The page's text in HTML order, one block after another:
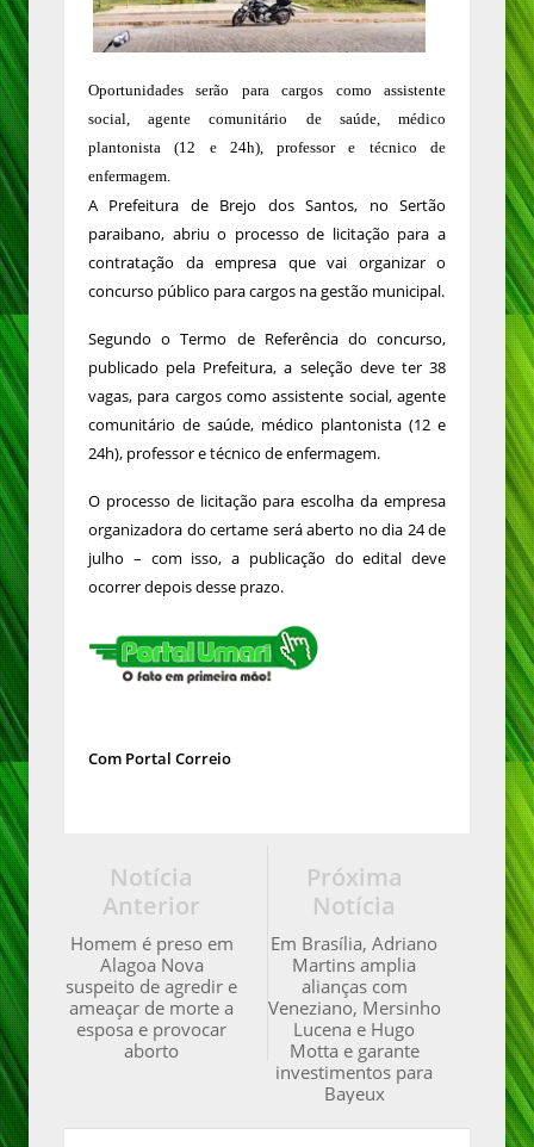
Oportunidades serão para cargos como assistente
social, agente comunitário de saúde, médico
plantonista (12 e 24h), professor e técnico de
enfermagem.
A Prefeitura de Brejo dos Santos, no Sertão
paraibano, abriu o processo de licitação para a
contratação da empresa que vai organizar o
concurso público para cargos na gestão municipal.
Segundo o Termo de Referência do concurso,
publicado pela Prefeitura, a seleção deve ter 38
vagas, para cargos como assistente social, agente
comunitário de saúde, médico plantonista (12 e
24h), professor e técnico de enfermagem.
O processo de licitação para escolha da empresa
organizadora do certame será aberto no dia 24 de
julho – com isso, a publicação do edital deve
ocorrer depois desse prazo.
Com Portal Correio
Próxima
Notícia
Em Brasília, Adriano
Martins amplia
alianças com
Veneziano, Mersinho
Lucena e Hugo
Motta e garante
investimentos para
Bayeux
Notícia
Anterior
Homem é preso em
Alagoa Nova
suspeito de agredir e
ameaçar de morte a
esposa e provocar
aborto